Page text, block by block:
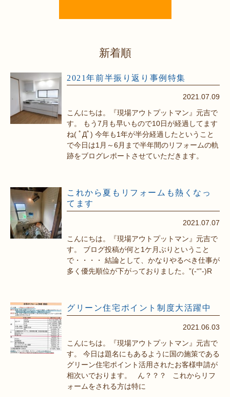
新着順
2021年前半振り返り事例特集
2021.07.09
こんにちは。『現場アウトプットマン』元吉で
す。 もう7月も早いもので10日が経過してます
ね( ﾟДﾟ) 今年も1年が半分経過したということ
で今日は1月～6月まで半年間のリフォームの軌
跡をブログレポートさせていただきます。
これから夏もリフォームも熱くなっ
てます
2021.07.07
こんにちは。『現場アウトプットマン』元吉で
す。 ブログ投稿が何と1ケ月ぶりということ
で・・・・ 結論として、かなりやるべき仕事が
多く優先順位が下がっておりました。”(-“”-)R
グリーン住宅ポイント制度大活躍中
2021.06.03
こんにちは。『現場アウトプットマン』元吉で
す。 今日は題名にもあるように国の施策である
グリーン住宅ポイント活用されたお客様申請が
相次いでおります。 ん？？？ これからリフ
ォームをされる方は特に